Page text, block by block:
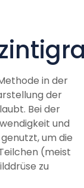
in der
der
Bei der
und
um die
(meist
zu